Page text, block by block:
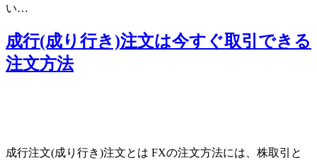
い…
成行(成り行き)注文は今すぐ取引できる
注文方法
成行注文(成り行き)注文とは FXの注文方法には、株取引と